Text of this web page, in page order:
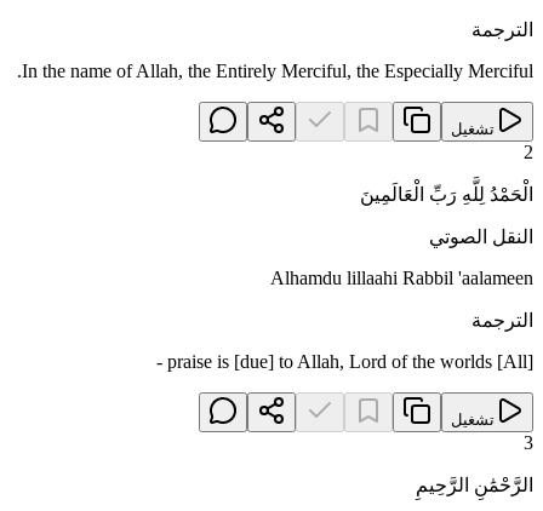
الترجمة
In the name of Allah, the Entirely Merciful, the Especially Merciful.
تشغيل
2
الْحَمْدُ لِلَّهِ رَبِّ الْعَالَمِينَ
النقل الصوتي
Alhamdu lillaahi Rabbil 'aalameen
الترجمة
[All] praise is [due] to Allah, Lord of the worlds -
تشغيل
3
الرَّحْمَٰنِ الرَّحِيمِ